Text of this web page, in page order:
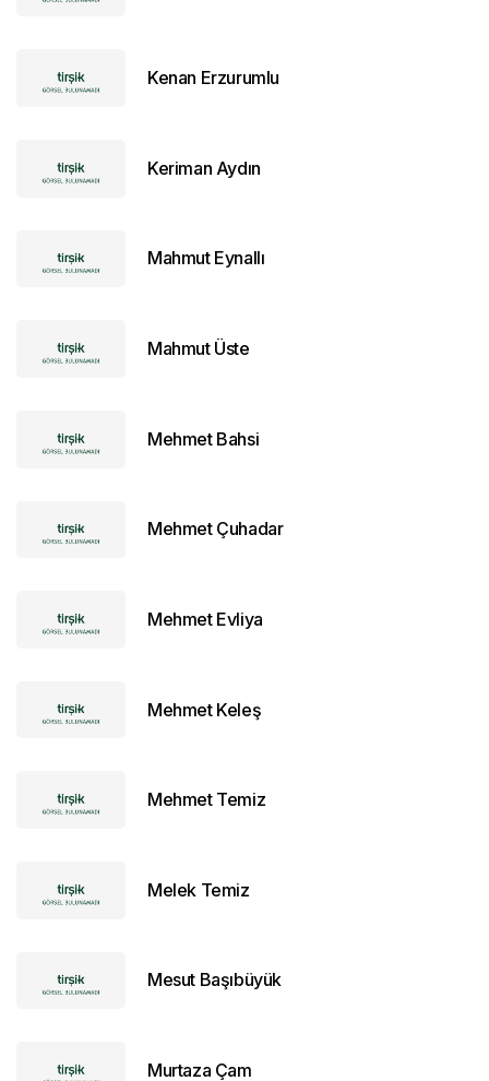
Kenan Erzurumlu
Keriman Aydın
Mahmut Eynallı
Mahmut Üste
Mehmet Bahsi
Mehmet Çuhadar
Mehmet Evliya
Mehmet Keleş
Mehmet Temiz
Melek Temiz
Mesut Başıbüyük
Murtaza Çam